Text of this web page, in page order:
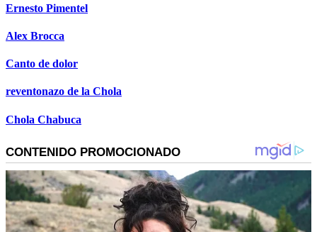
Ernesto Pimentel
Alex Brocca
Canto de dolor
reventonazo de la Chola
Chola Chabuca